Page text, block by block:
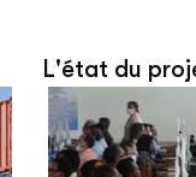
L'état du